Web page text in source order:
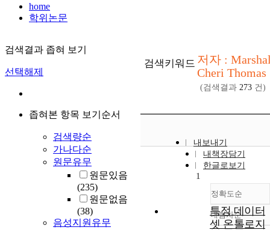
home
학위논문
검색결과 좁혀 보기
선택해제
좁혀본 항목 보기순서
검색량순
가나다순
원문유무
원문있음
(235)
원문없음
(38)
음성지원유무
검색키워드 저자 :
Cheri Thomas
(검색결과 273 건)
내보내기
내책장담기
한글로보기
정확도순
정확도
내림차순
1
특정 데이터
셋 온톨로지